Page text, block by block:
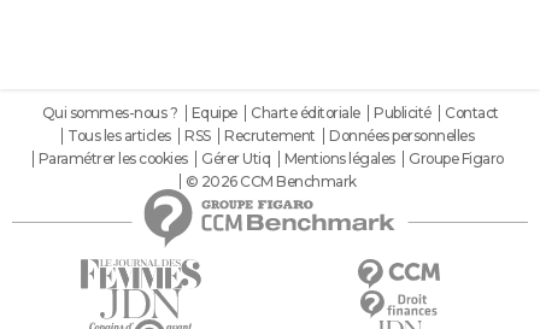
Qui sommes-nous ? Equipe Charte éditoriale Publicité
Contact
Tous les articles
RSS Recrutement
Données personnelles
Paramétrer les cookies
Gérer Utiq Mentions légales
Groupe Figaro
© 2026 CCM Benchmark